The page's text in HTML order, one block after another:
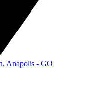
Anápolis - GO